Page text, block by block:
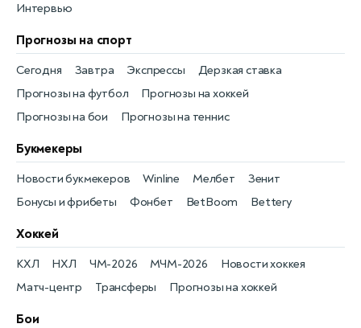
Интервью
Прогнозы на спорт
Прогнозы на футбол
Сегодня
Прогнозы на хоккей
Завтра
Прогнозы на бои
Экспрессы
Прогнозы на теннис
Дерзкая ставка
Букмекеры
Бонусы и фрибеты
Новости букмекеров
Фонбет
Winline
BetBoom
Мелбет
Bettery
Зенит
Хоккей
Новости хоккея
КХЛ
Матч-центр
НХЛ
Трансферы
ЧМ-2026
Прогнозы на хоккей
МЧМ-2026
Бои